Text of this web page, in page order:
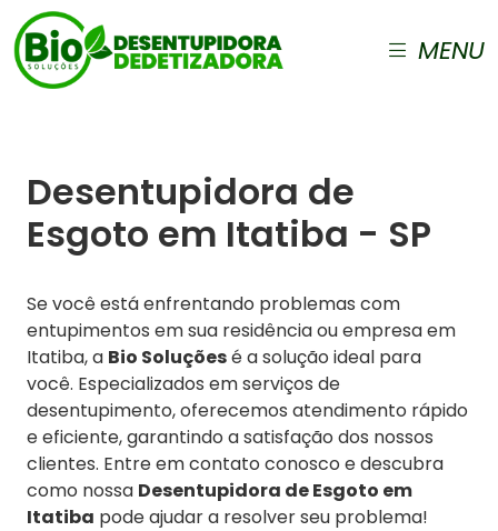
MENU
Desentupidora de
Esgoto em Itatiba - SP
Se você está enfrentando problemas com
entupimentos em sua residência ou empresa em
Itatiba, a Bio Soluçõesé a solução ideal para
você. Especializados em serviços de
desentupimento, oferecemos atendimento rápido
e eficiente, garantindo a satisfação dos nossos
clientes. Entre em contato conosco e descubra
como nossa Desentupidora de Esgoto em
Itatiba pode ajudar a resolver seu problema!